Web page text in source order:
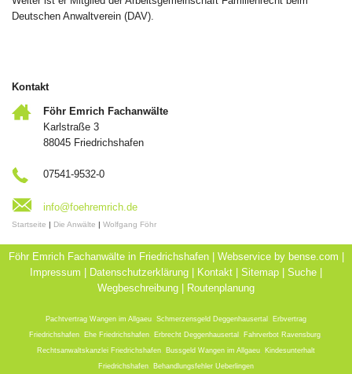
Deutschen Anwaltverein (DAV).
Kontakt
Föhr Emrich Fachanwälte
Karlstraße 3
88045 Friedrichshafen
07541-9532-0
info@foehremrich.de
Startseite | Die Anwälte | Wolfgang Föhr
Föhr Emrich Fachanwälte in Friedrichshafen | Webservice by bense.com
Impressum
Datenschutzerklärung Kontakt Sitemap Suche
Wegbeschreibung
Routenplanung
Pachtvertrag Wangen im Allgaeu Schmerzensgeld Deggenhausertal
Erbvertrag
Friedrichshafen
Ehe Friedrichshafen Erbrecht Deggenhausertal Fahrverbot Ravensburg
Rechtsanwaltskanzlei Friedrichshafen
Bussgeld Wangen im Allgaeu
Kindesunterhalt
Friedrichshafen
Behandlungsfehler Ueberlingen